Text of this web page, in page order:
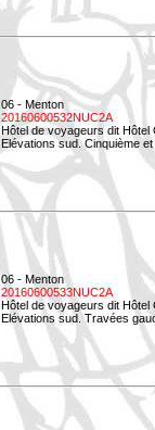
06 - Menton
20160600532NUC2A
Hôtel de voyageurs dit Hôtel
Elévations sud. Cinquième
06 - Menton
20160600533NUC2A
Hôtel de voyageurs dit Hôtel
Elévations sud. Travées